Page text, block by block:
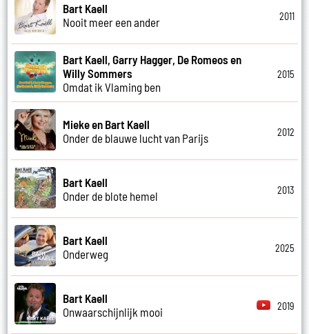
Bart Kaell
Nooit meer een ander
2011
Bart Kaell, Garry Hagger, De Romeos en
Willy Sommers
Omdat ik Vlaming ben
2015
Mieke en Bart Kaell
Onder de blauwe lucht van Parijs
2012
Bart Kaell
Onder de blote hemel
2013
Bart Kaell
Onderweg
2025
Bart Kaell
Onwaarschijnlijk mooi
2019